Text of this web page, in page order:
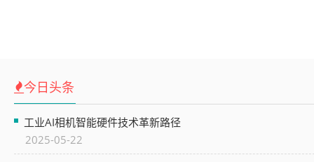
今日头条
工业AI相机智能硬件技术革新路径​​
2025-05-22